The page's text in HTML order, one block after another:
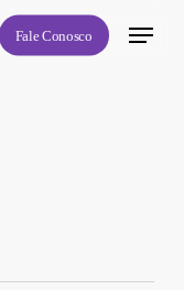
Fale Conosco
Menu